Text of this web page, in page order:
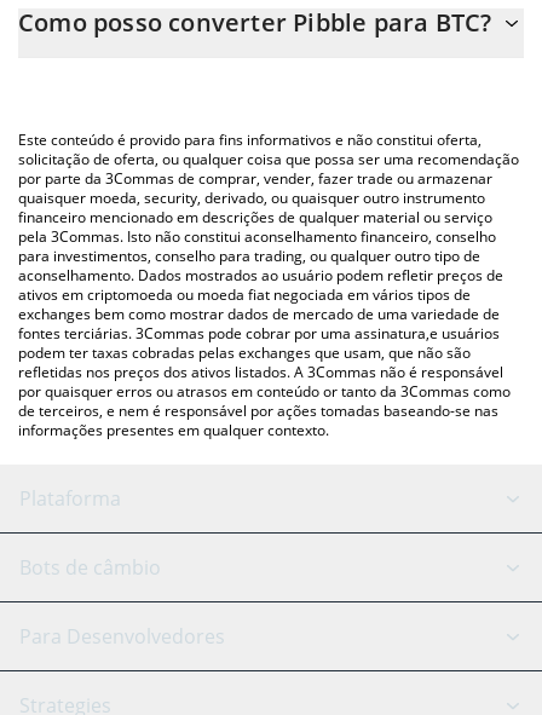
preço de conversão do PIB para BTC simplesmente inserindo a
Você também pode usar nossa tabela de preços de Pibble acima
para verificar o último preço de Pibble nas principais moedas fiat
e criptográficas.
Como posso converter Pibble para BTC?
Este conteúdo é provido para fins informativos e não constitui oferta,
solicitação de oferta, ou qualquer coisa que possa ser uma recomendação
por parte da 3Commas de comprar, vender, fazer trade ou armazenar
quaisquer moeda, security, derivado, ou quaisquer outro instrumento
financeiro mencionado em descrições de qualquer material ou serviço
pela 3Commas. Isto não constitui aconselhamento financeiro, conselho
para investimentos, conselho para trading, ou qualquer outro tipo de
aconselhamento. Dados mostrados ao usuário podem refletir preços de
ativos em criptomoeda ou moeda fiat negociada em vários tipos de
exchanges bem como mostrar dados de mercado de uma variedade de
fontes terciárias. 3Commas pode cobrar por uma assinatura,e usuários
podem ter taxas cobradas pelas exchanges que usam, que não são
refletidas nos preços dos ativos listados. A 3Commas não é responsável
por quaisquer erros ou atrasos em conteúdo or tanto da 3Commas como
de terceiros, e nem é responsável por ações tomadas baseando-se nas
informações presentes em qualquer contexto.
Plataforma
Bot GRID
Signal Bot
Assistente de IA
Bots de câmbio
Binance
Para Desenvolvedores
API Reference
Strategies